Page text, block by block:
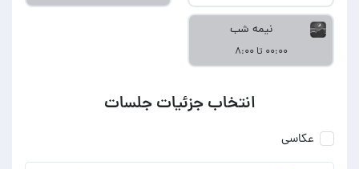
نیمه شب
۰۰:۰۰ تا ۸:۰۰
انتخاب جزئیات جلسات
عکاسی